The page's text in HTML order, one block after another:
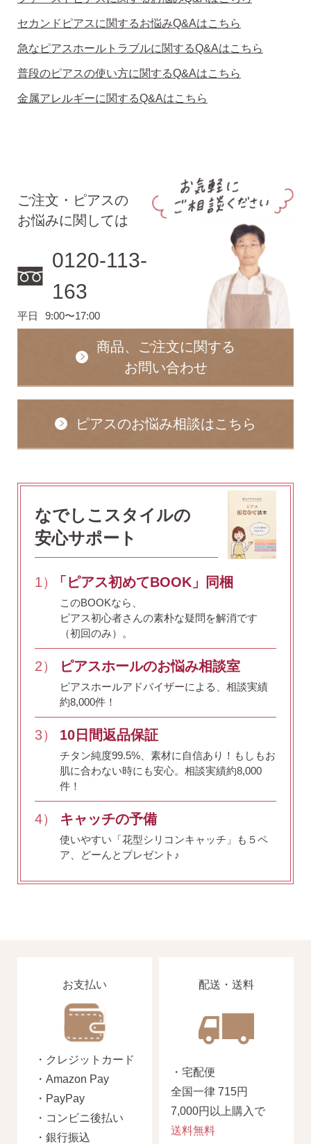
セカンドピアスに関するお悩みQ&Aはこちら
急なピアスホールトラブルに関するQ&Aはこちら
普段のピアスの使い方に関するQ&Aはこちら
金属アレルギーに関するQ&Aはこちら
ご注文・ピアスの
お悩みに関しては
0120-113-
163
平日 9:00〜17:00
商品、ご注文に関する
お問い合わせ
ピアスのお悩み相談はこちら
なでしこスタイルの
安心サポート
1） 「ピアス初めてBOOK」同梱
このBOOKなら、
ピアス初心者さんの素朴な疑問を解消です
（初回のみ）。
2） ピアスホールのお悩み相談室
ピアスホールアドバイザーによる、相談実績
約8,000件！
3） 10日間返品保証
チタン純度99.5%、素材に自信あり！ もしもお
肌に合わない時にも安心。相談実績約8,000
件！
4） キャッチの予備
使いやすい「花型シリコンキャッチ」も５ペ
ア、どーんとプレゼント♪
お支払い
・クレジットカード
・Amazon Pay
・PayPay
・コンビニ後払い
・銀行振込
配送・送料
・宅配便
全国一律 715円
7,000円以上購入で
送料無料